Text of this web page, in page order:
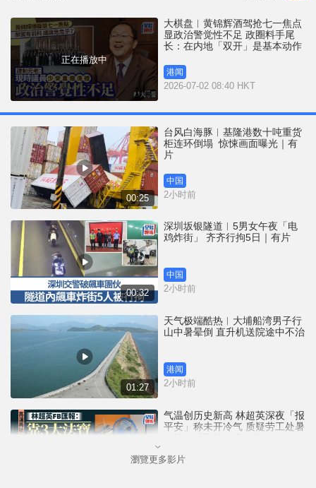
正在播放中
大棋盘︱黄锦辉酒驾抢七一焦点
显政治警觉性不足 政圈料手尾
长：在内地「双开」是基本动作
港闻
2026-07-02 08:40 HKT
00:25
台风白海豚︱基隆港数十吨重货
柜连环倒塌 惊悚画面曝光｜有
片
中国
2小时前
00:32
深圳坂银隧道︱5男女午夜「电
鸡炸街」 齐齐行拘5日｜有片
中国
2小时前
01:27
天气极端酷热︱大埔船湾男子行
山中暑晕倒 直升机送院途中不治
港闻
2小时前
气温创历史新高 林超英深夜「报
平安」称未开冷气 质疑劳工处暑
港闻
瀏覽更多影片